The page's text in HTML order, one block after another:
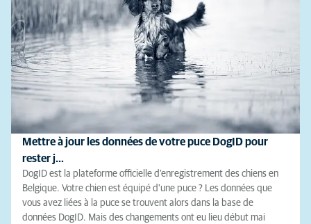
Mettre à jour les données de votre puce DogID pour
rester j…
DogID est la plateforme officielle d'enregistrement des chiens en
Belgique. Votre chien est équipé d'une puce ? Les données que
vous avez liées à la puce se trouvent alors dans la base de
données DogID. Mais des changements ont eu lieu début mai